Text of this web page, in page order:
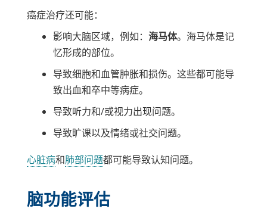
癌症治疗还可能：
影响大脑区域，例如： 海马体。海马体是记
忆形成的部位。
导致细胞和血管肿胀和损伤。这些都可能导
致出血和卒中等病症。
导致听力和/或视力出现问题。
导致旷课以及情绪或社交问题。
心脏病和肺部问题都可能导致认知问题。
脑功能评估